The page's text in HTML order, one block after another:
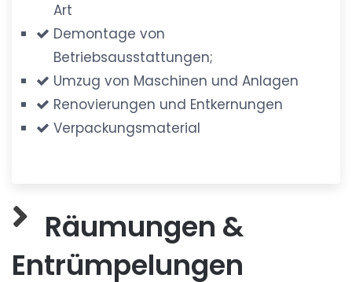
Art
Demontage von
Betriebsausstattungen;
Umzug von Maschinen und Anlagen
Renovierungen und Entkernungen
Verpackungsmaterial
Räumungen &
Entrümpelungen